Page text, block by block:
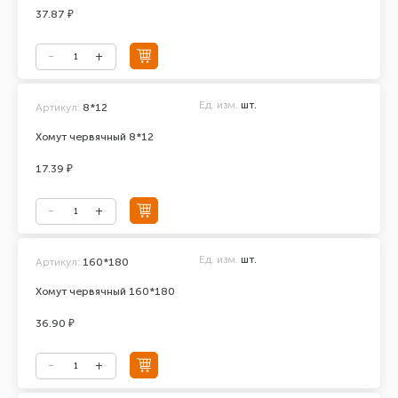
37.87 ₽
Хомут червячный 8*12
Артикул: 8*12 Ед. изм. шт.
17.39 ₽
Хомут червячный 160*180
Артикул: 160*180 Ед. изм. шт.
36.90 ₽